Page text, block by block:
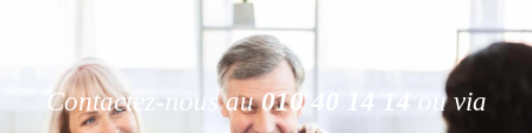
Contactez-nous au010 40 14 14
ou via